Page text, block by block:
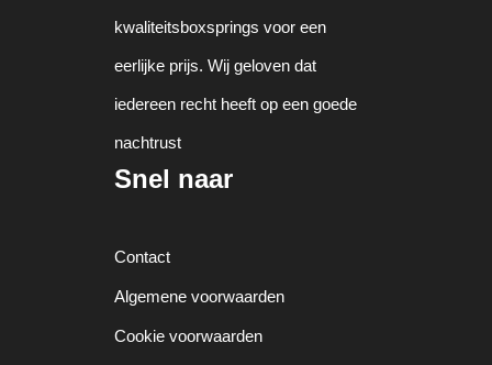
kwaliteitsboxsprings voor een
eerlijke prijs. Wij geloven dat
iedereen recht heeft op een goede
nachtrust
Snel naar
Contact
Algemene voorwaarden
Cookie voorwaarden